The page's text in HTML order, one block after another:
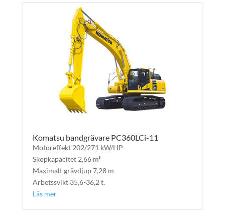
Komatsu bandgrävare PC360LCi-11
Motoreffekt 202/271 kW/HP
Skopkapacitet 2,66 m³
Maximalt grävdjup 7,28 m
Arbetssvikt 35,6-36,2 t.
Läs mer